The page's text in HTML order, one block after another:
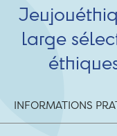
large
INFORMATIONS